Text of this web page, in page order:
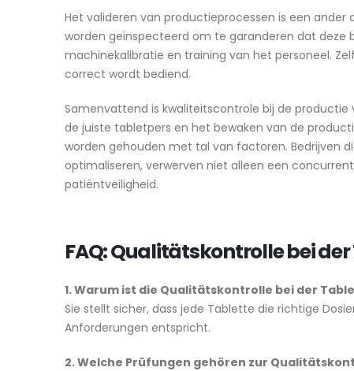
Het valideren van productieprocessen is een
worden geïnspecteerd om te garanderen dat
machinekalibratie en training van het personeel.
correct wordt bediend.
Samenvattend is kwaliteitscontrole bij de
de juiste tabletpers en het bewaken van de
worden gehouden met tal van factoren. Bedrijven
optimaliseren, verwerven niet alleen een
patiëntveiligheid.
FAQ: Qualitätskontrolle bei
1. Warum ist die Qualitätskontrolle bei der
Sie stellt sicher, dass jede Tablette die richtige
Anforderungen entspricht.
2. Welche Prüfungen gehören zur